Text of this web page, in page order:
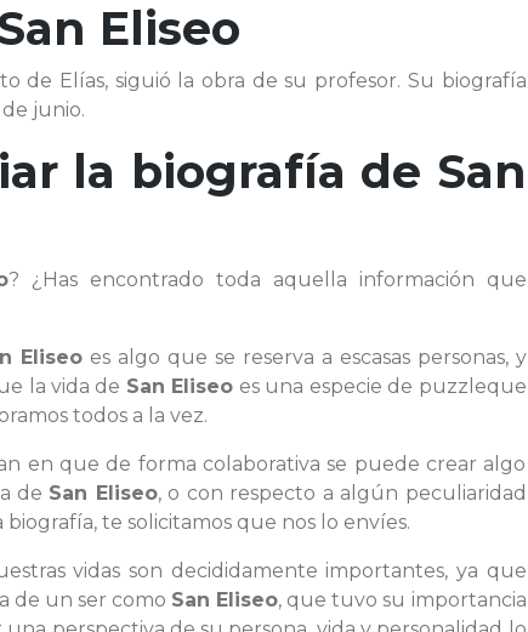
Eliseo
de Elías, siguió la obra de su profesor. Su biografía
junio.
la biografía de San
? ¿Has encontrado toda aquella información que
Eliseo es algo que se reserva a escasas personas, y
la vida de San Eliseo es una especie de puzzleque
todos a la vez.
en que de forma colaborativa se puede crear algo
de San Eliseo, o con respecto a algún peculiaridad
te solicitamos que nos lo envíes.
vidas son decididamente importantes, ya que
de un ser como San Eliseo, que tuvo su importancia